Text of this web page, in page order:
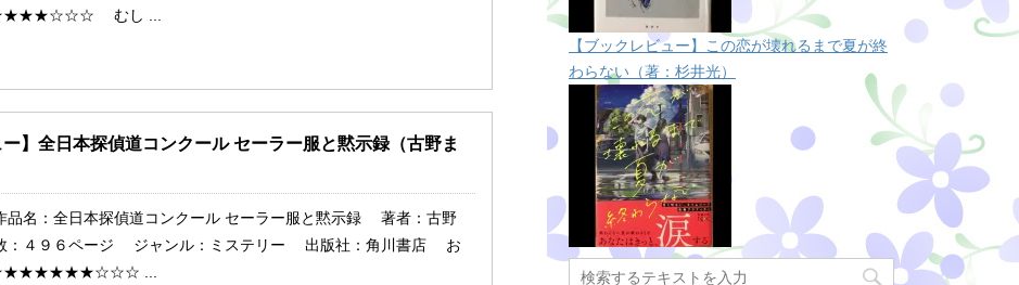
むし ...
ー】全日本探偵道コンクール セーラー服と黙示録（古野ま
品名：全日本探偵道コンクール セーラー服と黙示録 著者：古野
：４９６ページ ジャンル：ミステリー 出版社：角川書店 お
...
【ブックレビュー】この恋が壊れるまで夏が終
わらない（著：杉井光）